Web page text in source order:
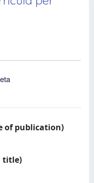
of publication)
title)